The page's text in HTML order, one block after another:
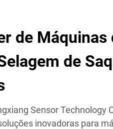
de Máquinas
de
Sensor Technology
inovadoras para